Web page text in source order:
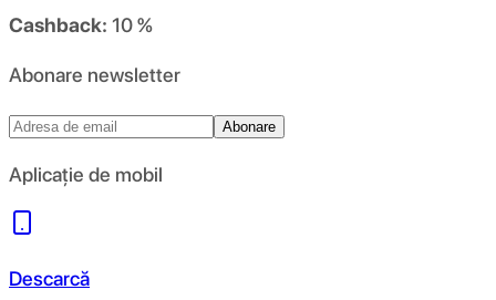
Cashback: 10 %
Abonare newsletter
Abonare
Aplicație de mobil
Descarcă